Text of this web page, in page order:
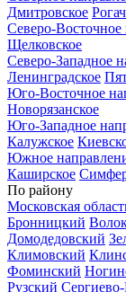
Дмитровское
Северо-Восточное
Щелковское
Северо-Западное
Ленинградское
Юго-Восточное
Новорязанское
Юго-Западное
Калужское
Южное
Каширское
По району
Московская
Бронницкий
Домодедовский
Климовский
Фоминский
Рузский